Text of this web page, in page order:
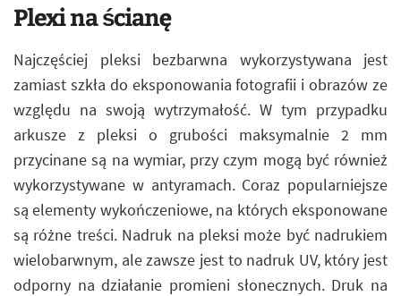
Plexi na ścianę
Najczęściej pleksi bezbarwna wykorzystywana jest
zamiast szkła do eksponowania fotografii i obrazów ze
względu na swoją wytrzymałość. W tym przypadku
arkusze z pleksi o grubości maksymalnie 2 mm
przycinane są na wymiar, przy czym mogą być również
wykorzystywane w antyramach. Coraz popularniejsze
są elementy wykończeniowe, na których eksponowane
są różne treści. Nadruk na pleksi może być nadrukiem
wielobarwnym, ale zawsze jest to nadruk UV, który jest
odporny na działanie promieni słonecznych. Druk na